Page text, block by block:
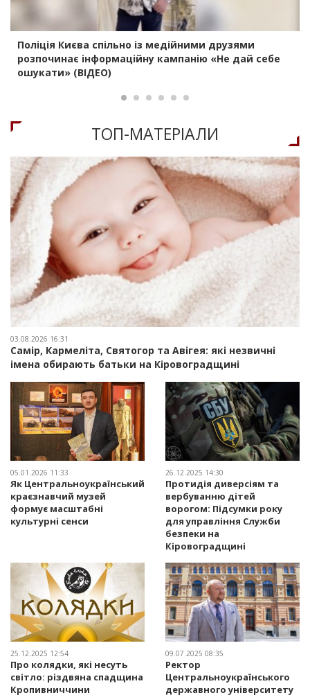
Поліція Києва спільно із медійними друзями
розпочинає інформаційну кампанію «Не дай себе
ошукати» (ВІДЕО)
ТОП-МАТЕРIАЛИ
03.08.2026 16:31
Самір, Кармеліта, Святогор та Авігея: які незвичні
імена обирають батьки на Кіровоградщині
05.01.2026 11:33
Як Центральноукраїнський
краєзнавчий музей
формує масштабні
культурні сенси
26.12.2025 14:30
Протидія диверсіям та
вербуванню дітей
ворогом: Підсумки року
для управління Служби
безпеки на
Кіровоградщині
25.12.2025 12:54
Про колядки, які несуть
світло: різдвяна спадщина
Кропивниччини
09.07.2025 08:35
Ректор
Центральноукраїнського
державного університету